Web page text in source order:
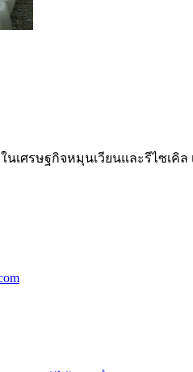
เศรษฐกิจหมุนเวียนและรีไซเคิ